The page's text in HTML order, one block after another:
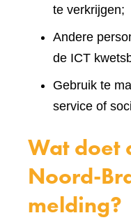
te verkrijgen;
Andere
de ICT
Gebruik te
service of
Wat doet
Noord-
melding?